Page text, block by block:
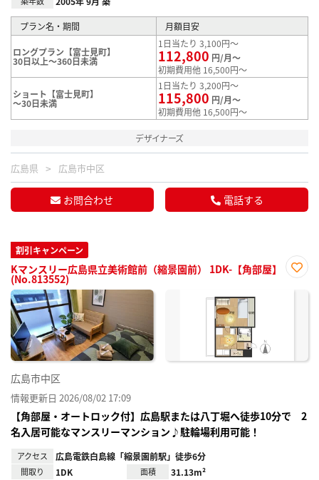
プラン名・期間 月額目安
ロングプラン【富士見町】
30日以上～360日未満
1日当たり 3,100円～
112,800 円/月～
初期費用他 16,500円～
ショート【富士見町】
～30日未満
1日当たり 3,200円～
115,800 円/月～
初期費用他 16,500円～
デザイナーズ
広島県 広島市中区
お問合わせ 電話する
割引キャンペーン
Kマンスリー広島県立美術館前（縮景園前） 1DK-【角部屋】
(No.813552)
に入
広島市中区
情報更新日 2026/08/02 17:09
【角部屋・オートロック付】広島駅または八丁堀へ徒歩10分で 2
名入居可能なマンスリーマンション♪駐輪場利用可能！
アクセス 広島電鉄白島線「縮景園前駅」徒歩6分
間取り 1DK 面積 31.13m²